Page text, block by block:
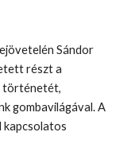
Sándor
részt a
történetét,
gombavilágával. A
kapcsolatos